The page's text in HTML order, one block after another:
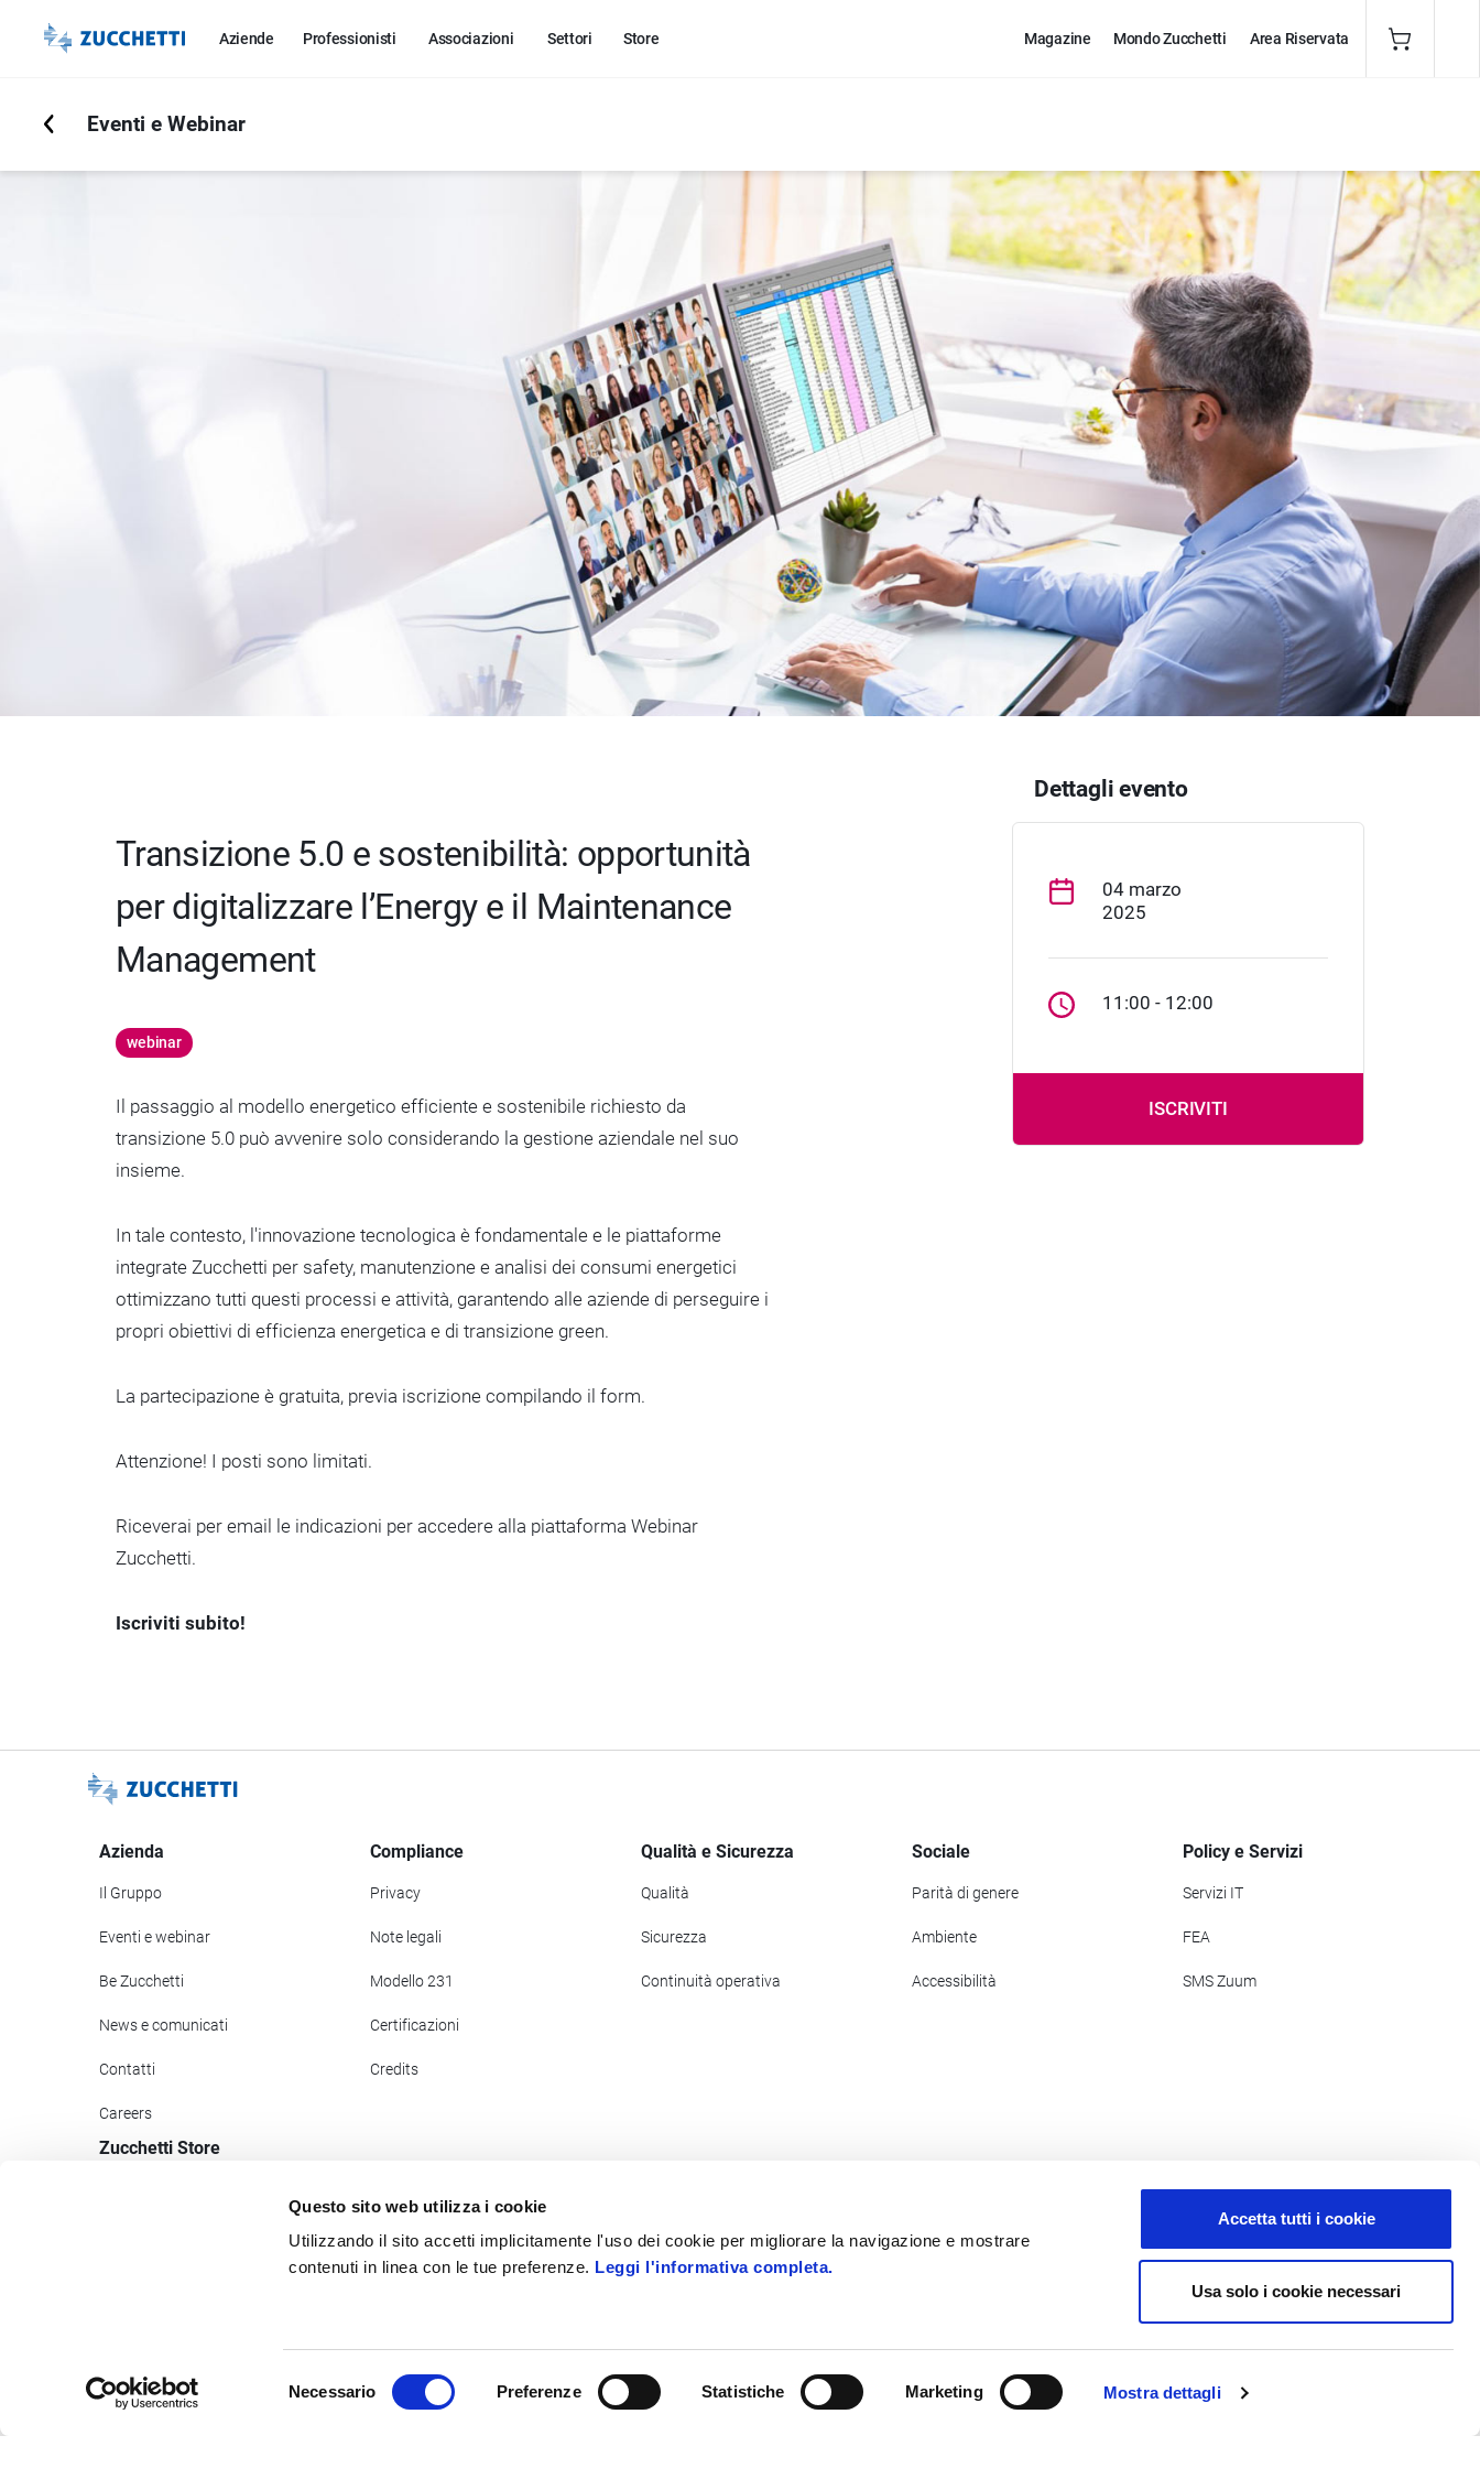
Questo sito web utilizza i cookie
Utilizzando il sito accetti implicitamente l'uso dei cookie per migliorare la navigazione e mostrare
contenuti in linea con le tue preferenze. Leggi l'informativa completa.
Necessario Preferenze Statistiche Marketing Mostra dettagli
Accetta tutti i cookie
Usa solo i cookie necessari
Aziende Professionisti Associazioni Settori Store Magazine Mondo Zucchetti Area Riservata
Eventi e Webinar
Transizione 5.0 e sostenibilità: opportunità
per digitalizzare l’Energy e il Maintenance
Management
webinar
Il passaggio al modello energetico efficiente e sostenibile richiesto da
transizione 5.0 può avvenire solo considerando la gestione aziendale nel suo
insieme.
In tale contesto, l'innovazione tecnologica è fondamentale e le piattaforme
integrate Zucchetti per safety, manutenzione e analisi dei consumi energetici
ottimizzano tutti questi processi e attività, garantendo alle aziende di perseguire i
propri obiettivi di efficienza energetica e di transizione green.
La partecipazione è gratuita, previa iscrizione compilando il form.
Attenzione! I posti sono limitati.
Riceverai per email le indicazioni per accedere alla piattaforma Webinar
Zucchetti.
Iscriviti subito!
Dettagli evento
04 marzo
2025
11:00 - 12:00
ISCRIVITI
Azienda
Il Gruppo
Eventi e webinar
Be Zucchetti
News e comunicati
Contatti
Careers
Compliance
Privacy
Note legali
Modello 231
Certificazioni
Credits
Qualità e Sicurezza
Qualità
Sicurezza
Continuità operativa
Sociale
Parità di genere
Ambiente
Accessibilità
Policy e Servizi
Servizi IT
FEA
SMS Zuum
Zucchetti Store
Newsletter Store